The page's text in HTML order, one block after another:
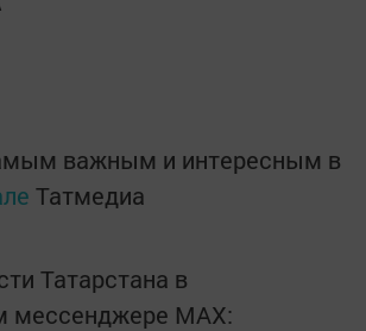
важным и интересным в
Татмедиа
Татарстана в
мессенджере MАХ: